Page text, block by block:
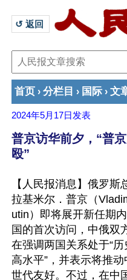
↺ 返回
首页 › 分栏目 › 国际 › 文
2024年5月17日 发表
普京访华前夕，“普
殴”
【人民报消息】俄罗斯
拉基米尔．普京（
utin）即将展开新任期
国的首次访问，中俄双
在强调两国关系处于“历
高水平”，并表示将推动
世代友好。不过，在中